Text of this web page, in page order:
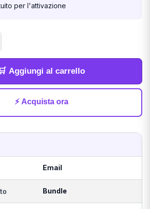
per l'attivazione
🛒 Aggiungi al carrello
⚡ Acquista ora
Email
Bundle